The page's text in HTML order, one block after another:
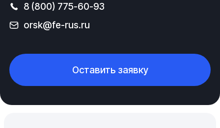
8 (800) 775-60-93
orsk@fe-rus.ru
Оставить заявку